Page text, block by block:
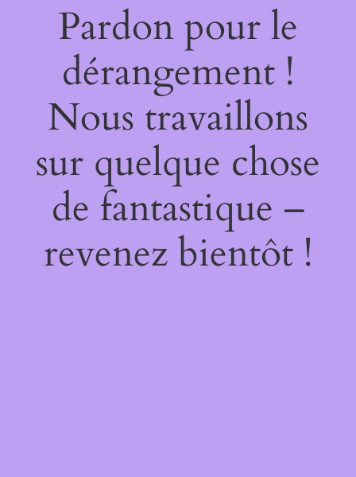
Pardon pour le
dérangement !
Nous travaillons
sur quelque chose
de fantastique –
revenez bientôt !